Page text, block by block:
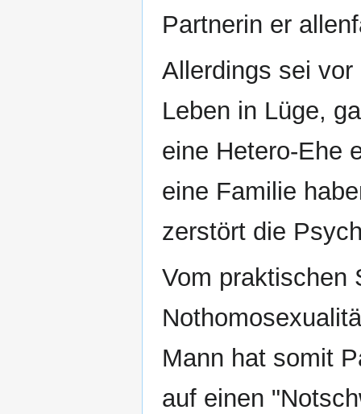
Partnerin er
Allerdings sei
Leben in Lüge,
eine Hetero-Ehe
eine Familie
zerstört die
Vom praktischen
Mann hat somit
auf einen